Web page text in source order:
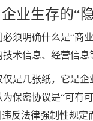
业生存的“
须明确什么是“商
术信息、经营信
是几张纸，它是
保密协议是“可有
反法律强制性规